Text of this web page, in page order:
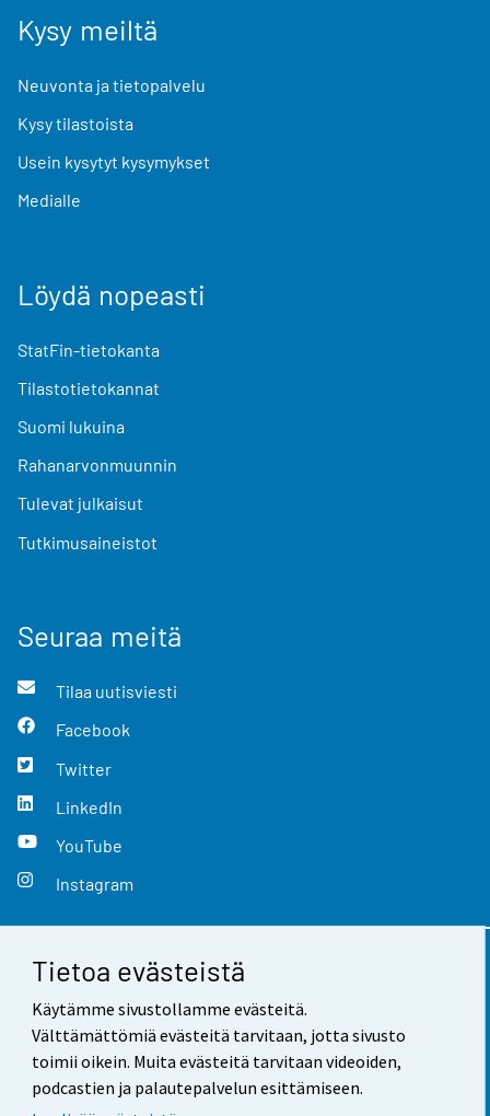
Tietoa evästeistä
Käytämme sivustollamme evästeitä.
Välttämättömiä evästeitä tarvitaan, jotta sivusto
toimii oikein. Muita evästeitä tarvitaan videoiden,
podcastien ja palautepalvelun esittämiseen.
Kysy meiltä
Neuvonta ja tietopalvelu
Kysy tilastoista
Usein kysytyt kysymykset
Medialle
Löydä nopeasti
StatFin-tietokanta
Tilastotietokannat
Suomi lukuina
Rahanarvonmuunnin
Tulevat julkaisut
Tutkimusaineistot
Seuraa meitä
Tilaa uutisviesti
Facebook
Twitter
LinkedIn
YouTube
Instagram
Yhteystiedot
Palaute
Käyttöehdot